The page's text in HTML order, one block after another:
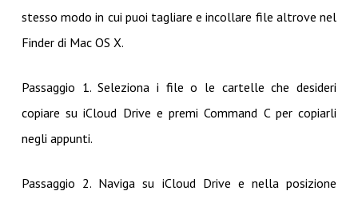
stesso modo in cui puoi tagliare e incollare file altrove nel
Finder di Mac OS X.
Passaggio 1. Seleziona i file o le cartelle che desideri
copiare su iCloud Drive e premi Command C per copiarli
negli appunti.
Passaggio 2. Naviga su iCloud Drive e nella posizione